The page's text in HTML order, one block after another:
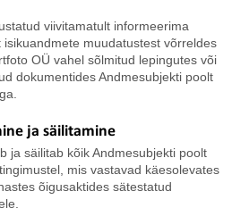
viivitamatult informeerima
isikuandmete muudatustest võrreldes
OÜ vahel sõlmitud lepingutes või
dokumentides Andmesubjekti poolt
ja säilitamine
ja säilitab kõik Andmesubjekti poolt
mis vastavad käesolevates
õigusaktides sätestatud